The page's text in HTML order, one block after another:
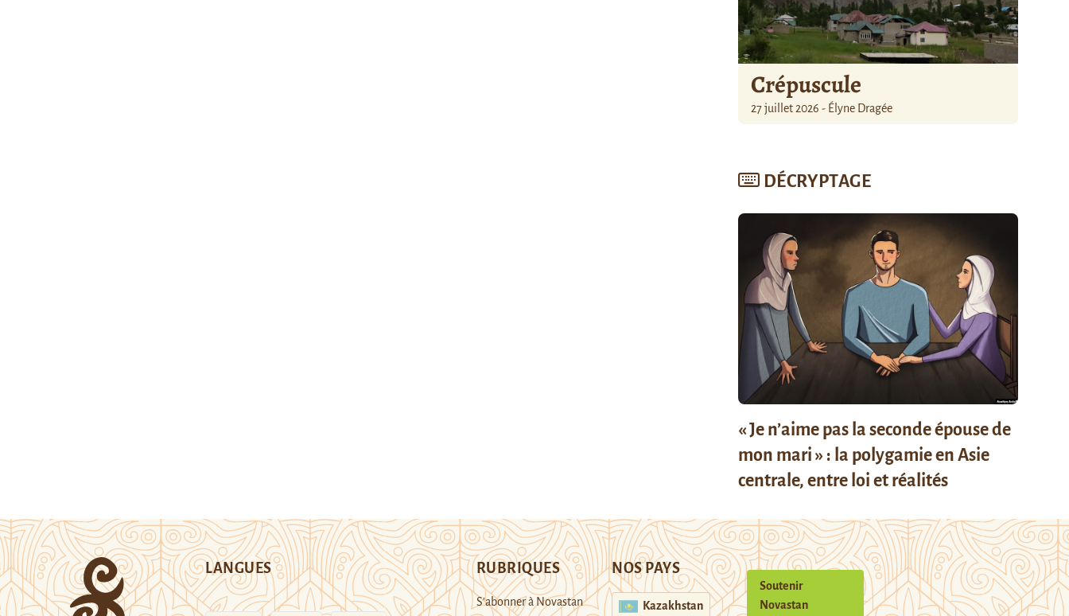
Crépuscule
27 juillet 2026 - Élyne Dragée
DÉCRYPTAGE
« Je n’aime pas la seconde épouse de
mon mari » : la polygamie en Asie
centrale, entre loi et réalités
LANGUES RUBRIQUES
S’abonner à Novastan
NOS PAYS
Kazakhstan
Soutenir
Novastan